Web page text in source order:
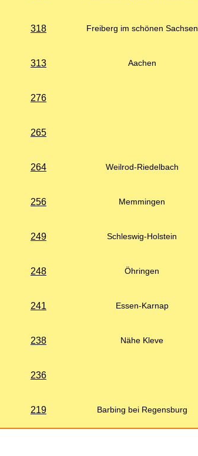
318 Freiberg im schönen Sachsen
313 Aachen
276
265
264 Weilrod-Riedelbach
256 Memmingen
249 Schleswig-Holstein
248 Öhringen
241 Essen-Karnap
238 Nähe Kleve
236
219 Barbing bei Regensburg